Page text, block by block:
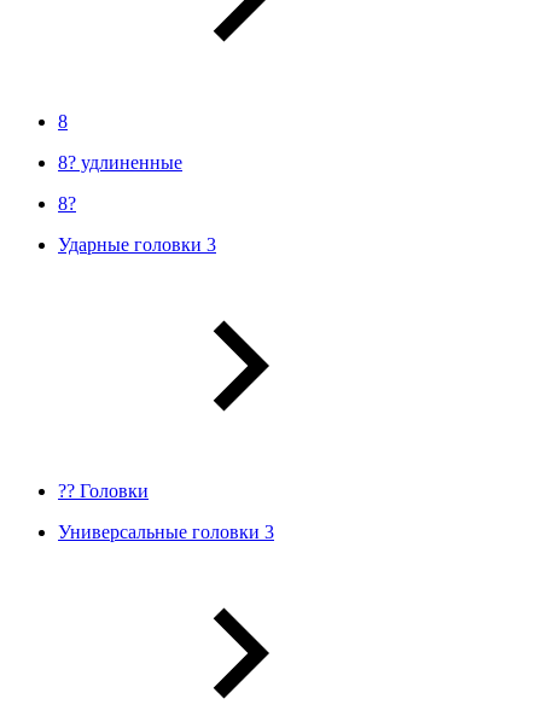
8
8? удлиненные
8?
Ударные головки 3
?? Головки
Универсальные головки 3